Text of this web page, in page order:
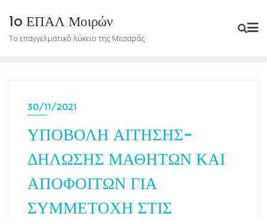
content
1o ΕΠΑΛ Μοιρών
Το επαγγελματικό λύκειο της Μεσαράς
30/11/2021
ΥΠΟΒΟΛΗ ΑΙΤΗΣΗΣ-
ΔΗΛΩΣΗΣ ΜΑΘΗΤΩΝ ΚΑΙ
ΑΠΟΦΟΙΤΩΝ ΓΙΑ
ΣΥΜΜΕΤΟΧΗ ΣΤΙΣ